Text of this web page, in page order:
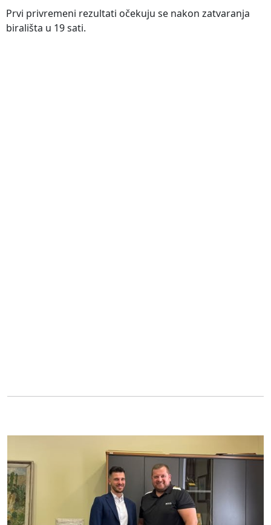
Prvi privremeni rezultati očekuju se nakon zatvaranja
birališta u 19 sati.